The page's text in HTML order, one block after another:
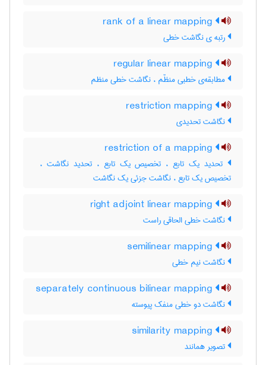
رتبه ی نگاشت خطی
مطابقه‌ی خطبی منظّم ، نگاشت خطی منظم
نگاشت تحدیدی
تحدید یک تابع ، تخصیص یک تابع ، تحدید نگاشت ، ‌
تخصیص یک تابع ، نگاشت جزئی یک نگاشت
نگاشت خطی الحاقی راست
نگاشت نیم خطی
نگاشت دو خطی منفک پیوسته
تصویر همانند